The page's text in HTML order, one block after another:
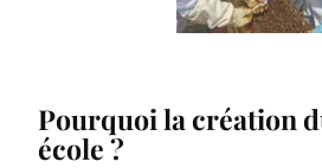
Pourquoi la création
école ?